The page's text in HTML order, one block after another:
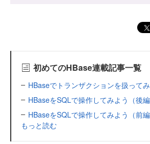
初めてのHBase連載記事一覧
HBaseでトランザクションを扱って
HBaseをSQLで操作してみよう（後編
HBaseをSQLで操作してみよう（前編
もっと読む